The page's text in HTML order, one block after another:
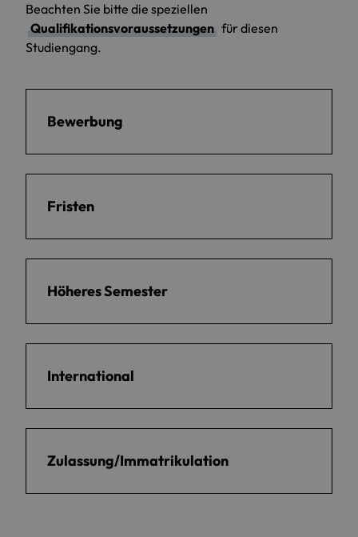
Beachten Sie bitte die speziellen
Qualifikationsvoraussetzungen für diesen
Studiengang.
Bewerbung
Fristen
Höheres Semester
International
Zulassung/Immatrikulation